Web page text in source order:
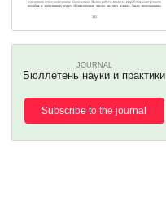
JOURNAL
Бюллетень науки и практики
Subscribe to the journal